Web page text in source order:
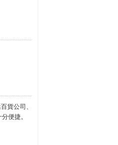
貨公司、
便捷。